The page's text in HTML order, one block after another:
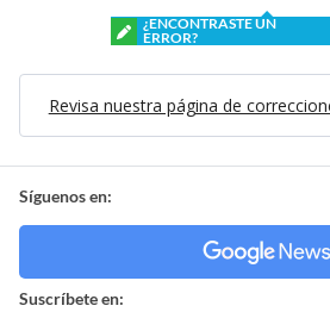
¿ENCONTRASTE UN
ERROR?
Revisa nuestra página de
Síguenos en:
Suscríbete en: